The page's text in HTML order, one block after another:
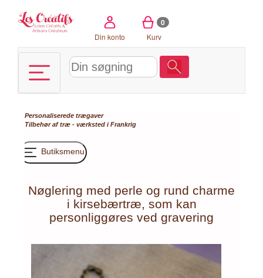
Din konto
0
Kurv
Personaliserede trægaver
Tilbehør af træ - værksted i Frankrig
Butiksmenu
Nøglering med perle og rund charme
i kirsebærtræ, som kan
personliggøres ved gravering